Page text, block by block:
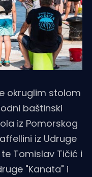
okruglim stolom
baštinski
iz Pomorskog
iz Udruge
Tomislav Tičić i
"Kanata" i